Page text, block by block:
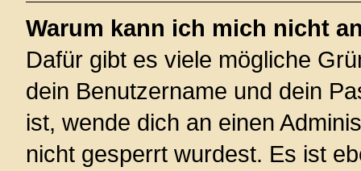
Warum kann ich mich nicht
Dafür gibt es viele mögliche
dein Benutzername und dein
ist, wende dich an einen
nicht gesperrt wurdest. Es ist